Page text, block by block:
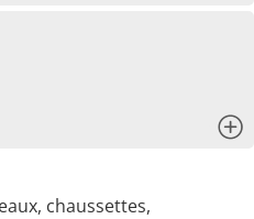
chaussettes,